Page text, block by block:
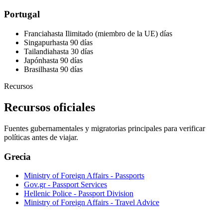
Portugal
Franciahasta Ilimitado (miembro de la UE) días
Singapurhasta 90 días
Tailandiahasta 30 días
Japónhasta 90 días
Brasilhasta 90 días
Recursos
Recursos oficiales
Fuentes gubernamentales y migratorias principales para verificar
políticas antes de viajar.
Grecia
Ministry of Foreign Affairs - Passports
Gov.gr - Passport Services
Hellenic Police - Passport Division
Ministry of Foreign Affairs - Travel Advice